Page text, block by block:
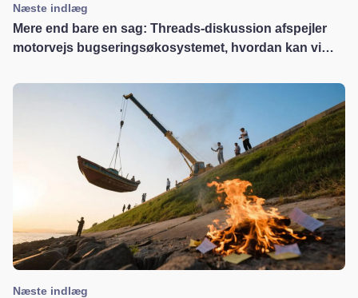
Næste indlæg
Mere end bare en sag: Threads-diskussion afspejler
motorvejs bugseringsøkosystemet, hvordan kan vi
Næste indlæg